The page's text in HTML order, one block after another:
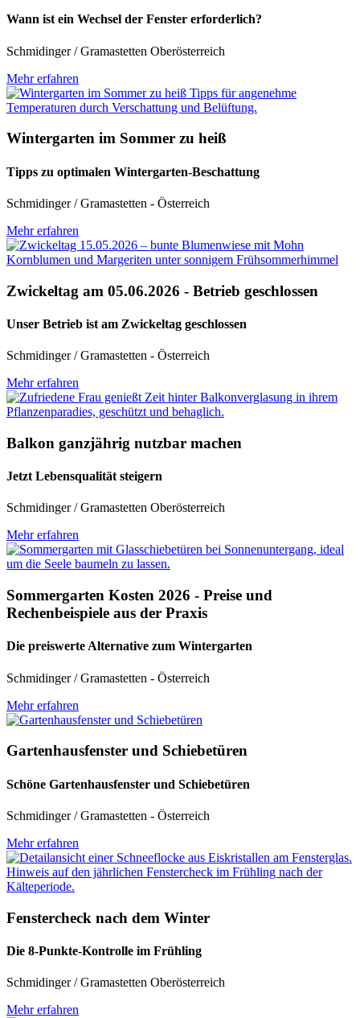
Wann ist ein Wechsel der Fenster erforderlich?
Schmidinger / Gramastetten Oberösterreich
Mehr erfahren
Wintergarten im Sommer zu heiß
Tipps zu optimalen Wintergarten-Beschattung
Schmidinger / Gramastetten - Österreich
Mehr erfahren
Zwickeltag am 05.06.2026 - Betrieb geschlossen
Unser Betrieb ist am Zwickeltag geschlossen
Schmidinger / Gramastetten - Österreich
Mehr erfahren
Balkon ganzjährig nutzbar machen
Jetzt Lebensqualität steigern
Schmidinger / Gramastetten Oberösterreich
Mehr erfahren
Sommergarten Kosten 2026 - Preise und
Rechenbeispiele aus der Praxis
Die preiswerte Alternative zum Wintergarten
Schmidinger / Gramastetten - Österreich
Mehr erfahren
Gartenhausfenster und Schiebetüren
Schöne Gartenhausfenster und Schiebetüren
Schmidinger / Gramastetten - Österreich
Mehr erfahren
Fenstercheck nach dem Winter
Die 8-Punkte-Kontrolle im Frühling
Schmidinger / Gramastetten Oberösterreich
Mehr erfahren